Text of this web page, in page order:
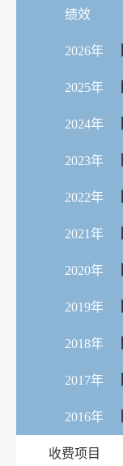
绩效
2026年
2025年
2024年
2023年
2022年
2021年
2020年
2019年
2018年
2017年
2016年
收费项目